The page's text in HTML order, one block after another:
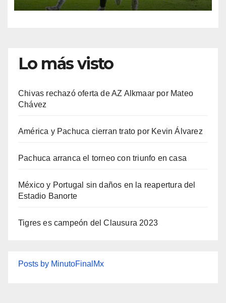
Lo más visto
Chivas rechazó oferta de AZ Alkmaar por Mateo
Chávez
América y Pachuca cierran trato por Kevin Álvarez
Pachuca arranca el torneo con triunfo en casa
México y Portugal sin daños en la reapertura del
Estadio Banorte
Tigres es campeón del Clausura 2023
Posts by MinutoFinalMx